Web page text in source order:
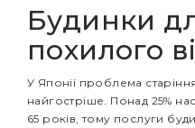
Будинки
похилого
У Японії проблема
найгостріше. Понад 25%
65 років, тому послуги